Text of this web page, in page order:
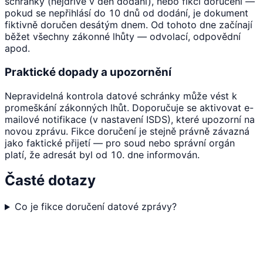
pokud se nepřihlásí do 10 dnů od dodání, je dokument
fiktivně doručen desátým dnem. Od tohoto dne začínají
běžet všechny zákonné lhůty — odvolací, odpovědní
apod.
Praktické dopady a upozornění
Nepravidelná kontrola datové schránky může vést k
promeškání zákonných lhůt. Doporučuje se aktivovat e-
mailové notifikace (v nastavení ISDS), které upozorní na
novou zprávu. Fikce doručení je stejně právně závazná
jako faktické přijetí — pro soud nebo správní orgán
platí, že adresát byl od 10. dne informován.
Časté dotazy
Co je fikce doručení datové zprávy?